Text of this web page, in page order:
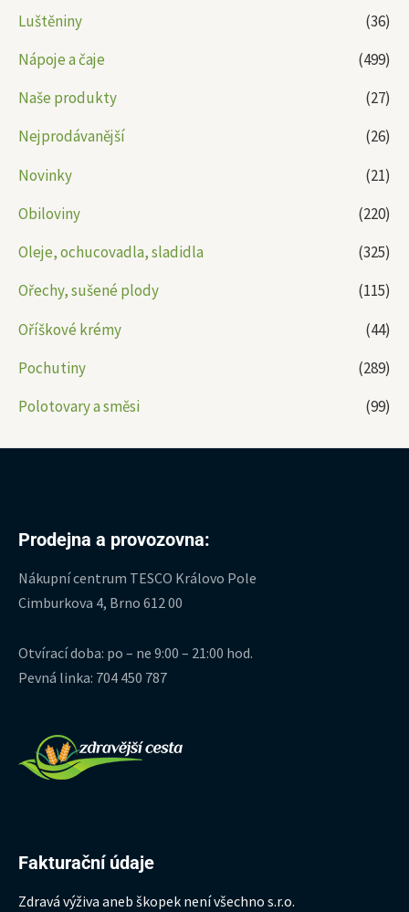
Luštěniny
(36)
Nápoje a čaje
(499)
Naše produkty
(27)
Nejprodávanější
(26)
Novinky
(21)
Obiloviny
(220)
Oleje, ochucovadla, sladidla
(325)
Ořechy, sušené plody
(115)
Oříškové krémy
(44)
Pochutiny
(289)
Polotovary a směsi
(99)
Prodejna a provozovna:
Nákupní centrum TESCO Královo Pole
Cimburkova 4, Brno 612 00
Otvírací doba: po – ne 9:00 – 21:00 hod.
Pevná linka: 704 450 787
Fakturační údaje
Zdravá výživa aneb škopek není všechno s.r.o.